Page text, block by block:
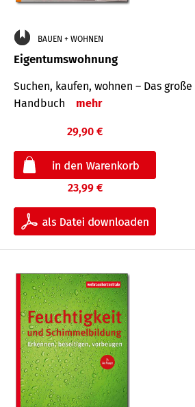
BAUEN + WOHNEN
Eigentumswohnung
Suchen, kaufen, wohnen – Das
Handbuch
mehr
29,90 €
23,99 €